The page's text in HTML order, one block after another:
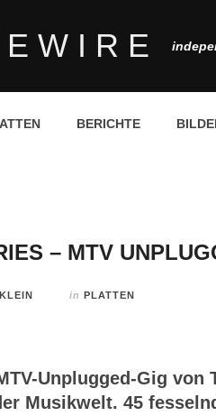
BERICHTE
– MTV
in PLATTEN
Unplugged-Gig von
Musikwelt. 45